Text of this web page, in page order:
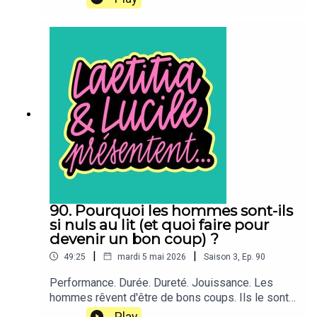
Lucile Bellan est allée tester pour vous le Kinky
podcast bi-mensuel produit par TDA Prod. Il est
présenté par Lucile Bellan et Laetitia Reboulleau,
et réalisé par Benjamin Saeptem Hours.
90. Pourquoi les hommes sont-ils
si nuls au lit (et quoi faire pour
devenir un bon coup) ?
49:25 | mardi 5 mai 2026 | Saison 3 Ep. 90
Performance. Durée. Dureté. Jouissance. Les
hommes rêvent d'être de bons coups. Ils le sont
pourtant très, très rarement. Pas de panique :